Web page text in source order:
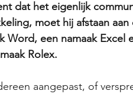
dat het eigenlijk
moet hij afstaan
Word, een namaak Excel
Rolex.
aangepast, of